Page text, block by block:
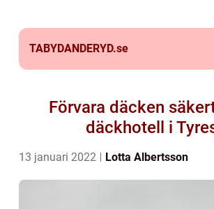
TABYDANDERYD.se
Förvara däcken
däckhotell i
13 januari 2022 Lotta Albertsson